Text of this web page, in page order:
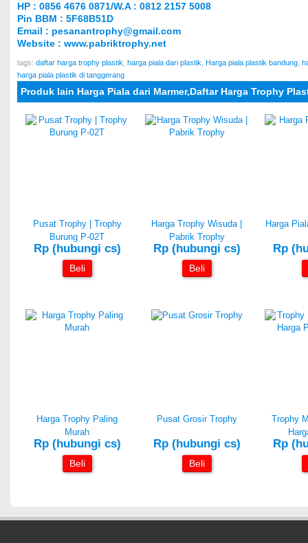
HP : 0856 4676 0871/W.A : 0812 2157 5008
Pin BBM : 5F68B51D
Email : pesanantrophy@gmail.com
Website : www.pabriktrophy.net
tags: daftar harga trophy plastik harga piala dari plastik Harga piala plastik bandung
harga piala plastik di tanggerang
Produk lain Harga Piala dari Marmer,Daftar Harga Trophy
Pusat Trophy | Trophy
Burung P-02T
Rp (hubungi cs)
Beli
Harga Trophy Wisuda |
Pabrik Trophy
Rp (hubungi cs)
Beli
Harga
Rp
Harga Trophy Paling
Murah
Rp (hubungi cs)
Beli
Pusat Grosir Trophy
Rp (hubungi cs)
Beli
Trophy
Rp